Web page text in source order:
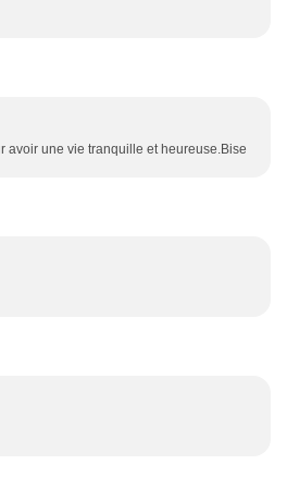
avoir une vie tranquille et heureuse.Bise